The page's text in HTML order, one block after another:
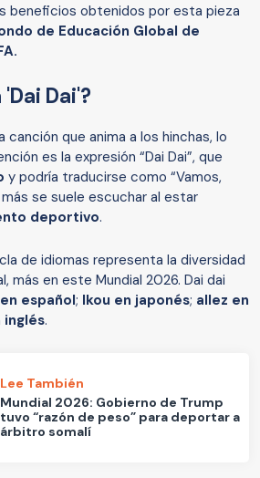
beneficios obtenidos por esta pieza
de Educación Global de
Dai'?
canción que anima a los hinchas, lo
es la expresión “Dai Dai”, que
y podría traducirse como “Vamos,
se suele escuchar al estar
deportivo.
de idiomas representa la diversidad
más en este Mundial 2026. Dai dai
español; Ikou en japonés; allez en
inglés.
Lee También
Mundial 2026: Gobierno de Trump
tuvo “razón de peso” para deportar a
árbitro somalí